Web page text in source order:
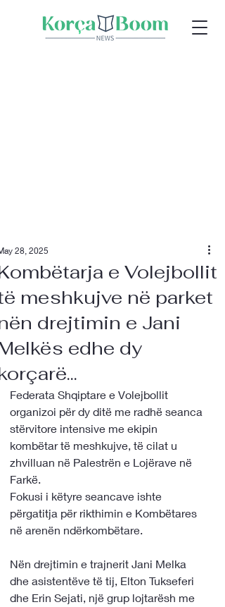
e Volejbollit
meshkujve në parket
drejtimin e Jani
edhe dy
28, 2025
Federata Shqiptare e Volejbollit
organizoi për dy ditë me radhë seanca
stërvitore intensive me ekipin
kombëtar të meshkujve, të cilat u
zhvilluan në Palestrën e Lojërave në
Farkë.
Fokusi i këtyre seancave ishte
përgatitja për rikthimin e Kombëtares
në arenën ndërkombëtare.
Nën drejtimin e trajnerit Jani Melka
dhe asistentëve të tij, Elton Tukseferi
dhe Erin Sejati, një grup lojtarësh me